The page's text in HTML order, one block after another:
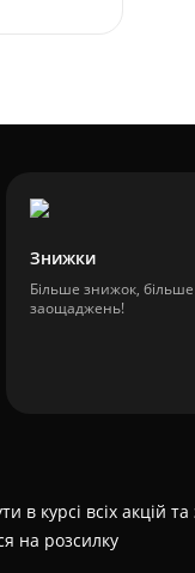
Знижки
Більше знижок, більше
заощаджень!
в курсі всіх акцій
на розсилку